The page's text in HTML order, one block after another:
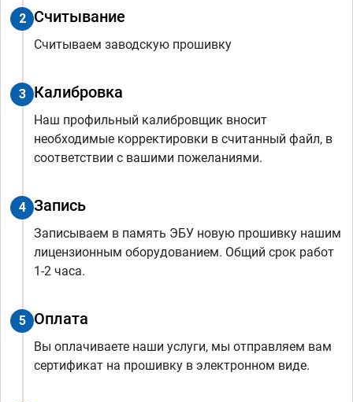
2 Считывание
Считываем заводскую прошивку
3 Калибровка
Наш профильный калибровщик вносит
необходимые корректировки в считанный файл, в
соответствии с вашими пожеланиями.
4 Запись
Записываем в память ЭБУ новую прошивку нашим
лицензионным оборудованием. Общий срок работ
1-2 часа.
5 Оплата
Вы оплачиваете наши услуги, мы отправляем вам
сертификат на прошивку в электронном виде.